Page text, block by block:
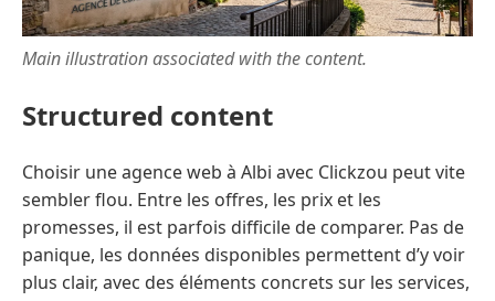
Main illustration associated with the content.
Structured content
Choisir une agence web à Albi avec Clickzou peut vite
sembler flou. Entre les offres, les prix et les
promesses, il est parfois difficile de comparer. Pas de
panique, les données disponibles permettent d’y voir
plus clair, avec des éléments concrets sur les services,